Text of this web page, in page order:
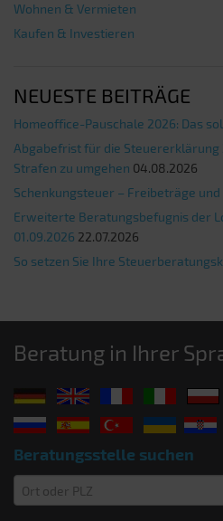
Wohnen & Vermieten
Kaufen & Investieren
NEUESTE BEITRÄGE
Homeoffice-Pauschale 2026: Das
Abgabefrist für die Steuererklärung
Strafen zu umgehen 04.08.2026
Schenkungsteuer – Freibeträge
Erweiterte Beratungsbefugnis der
01.09.2026 22.07.2026
So setzen Sie Ihre
Beratung in Ihrer
Beratungsstelle suchen